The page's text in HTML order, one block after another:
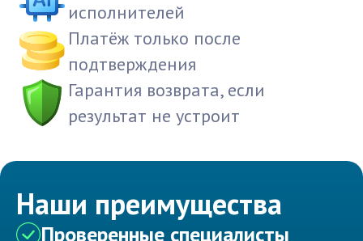
исполнителей
Платёж только после
подтверждения
Гарантия возврата, если
результат не устроит
Наши преимущества
Проверенные специалисты